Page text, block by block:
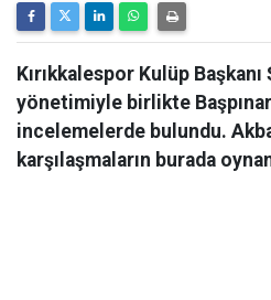
Kırıkkalespor Kulüp
yönetimiyle birlikte
incelemelerde bulundu.
karşılaşmaların burada